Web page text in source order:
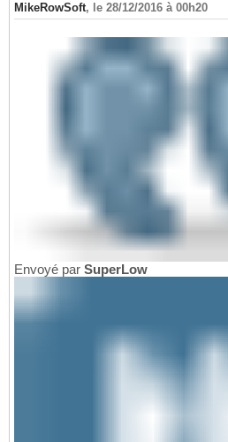
MikeRowSoft, le 28/12/2016 à 00h20
Envoyé par SuperLow